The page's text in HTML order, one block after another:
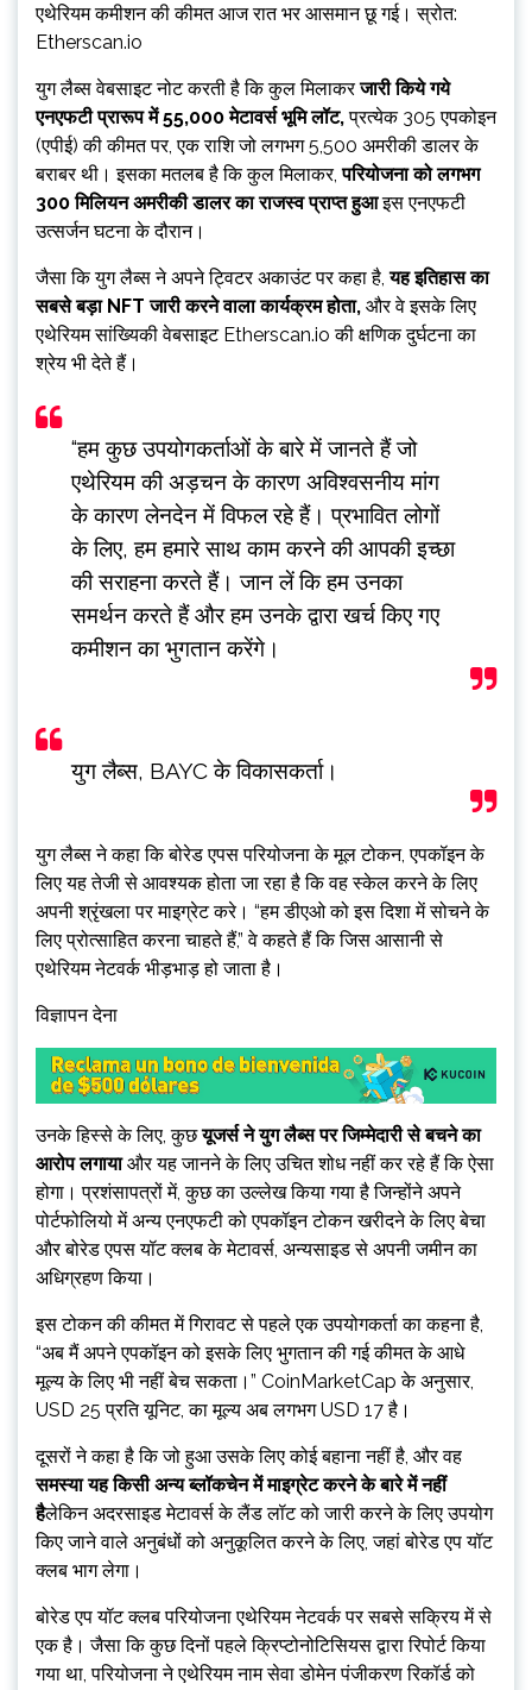
एथेरियम कमीशन की कीमत आज रात भर आसमान छू गई। स्रोत:
Etherscan.io
युग लैब्स वेबसाइट नोट करती है कि कुल मिलाकरजारी किये गये
एनएफटी प्रारूप में 55,000 मेटावर्स भूमि लॉट,प्रत्येक 305 एपकोइन
(एपीई) की कीमत पर, एक राशि जो लगभग 5,500 अमरीकी डालर के
बराबर थी। इसका मतलब है कि कुल मिलाकर,परियोजना को लगभग
300 मिलियन अमरीकी डालर का राजस्व प्राप्त हुआइस एनएफटी
उत्सर्जन घटना के दौरान।
जैसा कि युग लैब्स ने अपने ट्विटर अकाउंट पर कहा है,यह इतिहास का
सबसे बड़ा NFT जारी करने वाला कार्यक्रम होता, और वे इसके लिए
एथेरियम सांख्यिकी वेबसाइट Etherscan.io की क्षणिक दुर्घटना का
श्रेय भी देते हैं।
“हम कुछ उपयोगकर्ताओं के बारे में जानते हैं जो
एथेरियम की अड़चन के कारण अविश्वसनीय मांग
के कारण लेनदेन में विफल रहे हैं। प्रभावित लोगों
के लिए, हम हमारे साथ काम करने की आपकी इच्छा
की सराहना करते हैं। जान लें कि हम उनका
समर्थन करते हैं और हम उनके द्वारा खर्च किए गए
कमीशन का भुगतान करेंगे।
युग लैब्स, BAYC के विकासकर्ता।
युग लैब्स ने कहा कि बोरेड एपस परियोजना के मूल टोकन, एपकॉइन के
लिए यह तेजी से आवश्यक होता जा रहा है कि वह स्केल करने के लिए
अपनी श्रृंखला पर माइग्रेट करे। “हम डीएओ को इस दिशा में सोचने के
लिए प्रोत्साहित करना चाहते हैं,” वे कहते हैं कि जिस आसानी से
एथेरियम नेटवर्क भीड़भाड़ हो जाता है।
विज्ञापन देना
उनके हिस्से के लिए, कुछयूजर्स ने युग लैब्स पर जिम्मेदारी से बचने का
आरोप लगायाऔर यह जानने के लिए उचित शोध नहीं कर रहे हैं कि ऐसा
होगा। प्रशंसापत्रों में, कुछ का उल्लेख किया गया है जिन्होंने अपने
पोर्टफोलियो में अन्य एनएफटी को एपकॉइन टोकन खरीदने के लिए बेचा
और बोरेड एपस यॉट क्लब के मेटावर्स, अन्यसाइड से अपनी जमीन का
अधिग्रहण किया।
इस टोकन की कीमत में गिरावट से पहले एक उपयोगकर्ता का कहना है,
“अब मैं अपने एपकॉइन को इसके लिए भुगतान की गई कीमत के आधे
मूल्य के लिए भी नहीं बेच सकता।” CoinMarketCap के अनुसार,
USD 25 प्रति यूनिट, का मूल्य अब लगभग USD 17 है।
दूसरों ने कहा है कि जो हुआ उसके लिए कोई बहाना नहीं है, और वह
समस्या यह किसी अन्य ब्लॉकचेन में माइग्रेट करने के बारे में नहीं
हैलेकिन अदरसाइड मेटावर्स के लैंड लॉट को जारी करने के लिए उपयोग
किए जाने वाले अनुबंधों को अनुकूलित करने के लिए, जहां बोरेड एप यॉट
क्लब भाग लेगा।
बोरेड एप यॉट क्लब परियोजना एथेरियम नेटवर्क पर सबसे सक्रिय में से
एक है। जैसा कि कुछ दिनों पहले क्रिप्टोनोटिसियस द्वारा रिपोर्ट किया
गया था, परियोजना ने एथेरियम नाम सेवा डोमेन पंजीकरण रिकॉर्ड को